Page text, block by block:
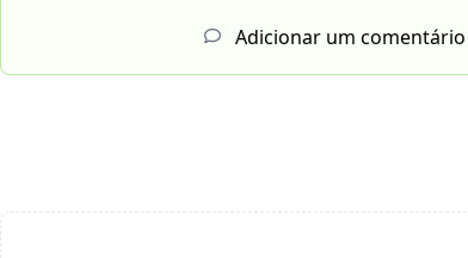
Adicionar um comentário